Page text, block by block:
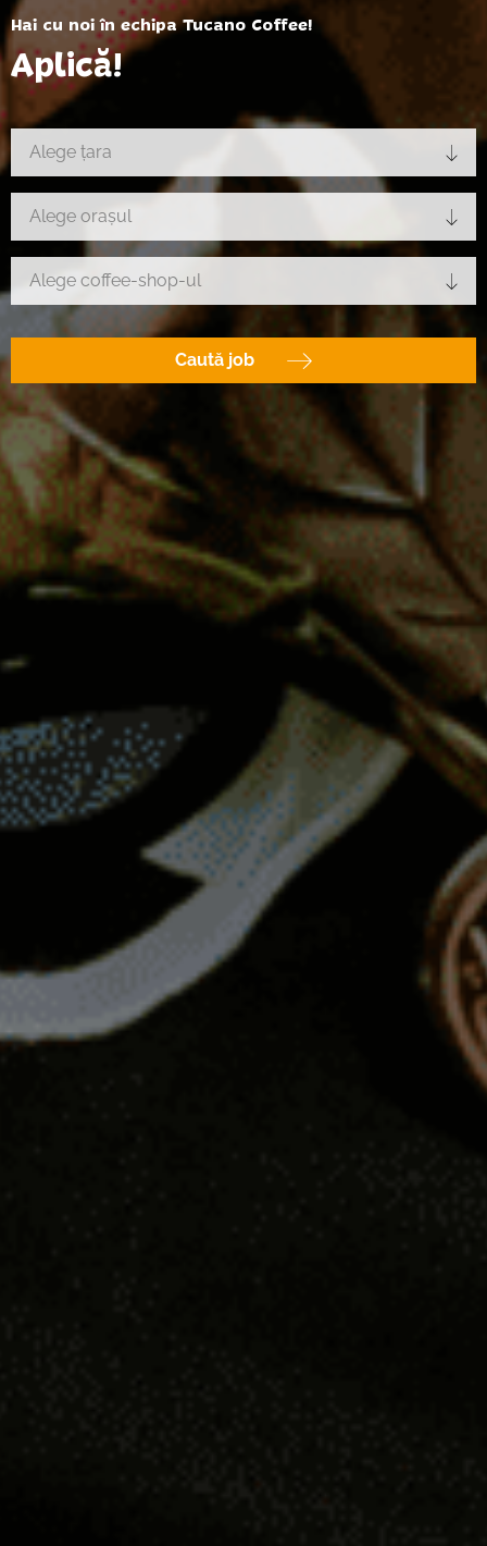
Hai cu noi în echipa Tucano Coffee!
Aplică!
Alege țara
Alege orașul
Alege coffee-shop-ul
Caută job